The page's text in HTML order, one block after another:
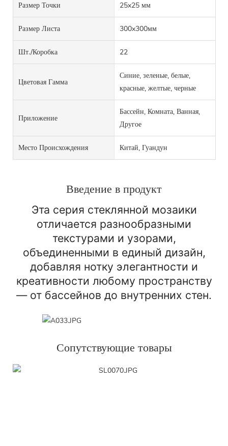
Размер Точки 25x25 мм
Размер Листа 300x300мм
Шт./коробка 22
Цветовая Гамма
Синие, зеленые, белые,
красные, желтые, черные
Приложение
Бассейн, Комната, Ванная,
Другое
Место Происхождения Китай, Гуандун
Введение в продукт
Эта серия стеклянной мозаики
отличается разнообразными
текстурами и узорами,
объединенными в единый дизайн,
добавляя нотку элегантности и
креативности любому пространству
— от бассейнов до внутренних стен.
Сопутствующие товары